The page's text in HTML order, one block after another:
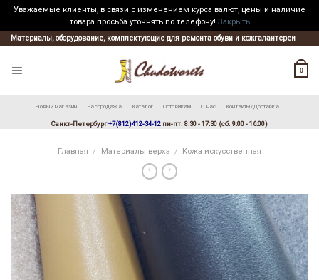
Уважаемые клиенты, в связи с изменением курса валют, цены и наличие
товара просьба уточнять по телефону! Закрыть
Skip
to
Материалы, оборудование, комплектующие для ремонта обуви и кожгалантереи
0
Новый магазин Распродажа Каталог Оптовикам О нас Контакты/Доставка
Санкт-Петербург+7(812)412-34-12 пн-пт. 8:30 - 17:30 (сб. 9:00 - 16:00)
Главная / Материалы верха / Кожа искусственная